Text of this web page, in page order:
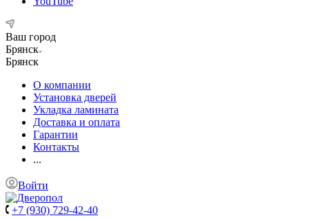
Ваш город
Брянск
Брянск
О компании
Установка дверей
Укладка ламината
Доставка и оплата
Гарантии
Контакты
...
Войти
+7 (930) 729-42-40